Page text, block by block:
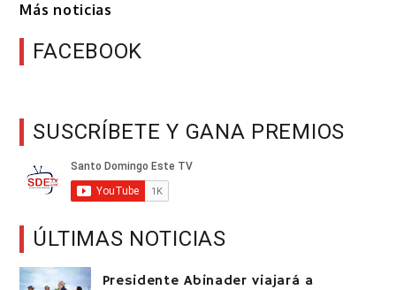
Más noticias
FACEBOOK
SUSCRÍBETE Y GANA PREMIOS
ÚLTIMAS NOTICIAS
Presidente Abinader viajará a